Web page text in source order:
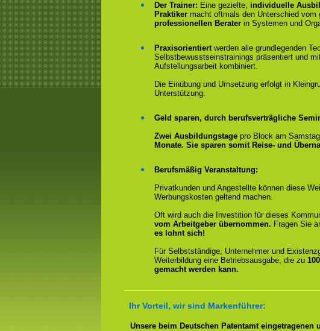
Der Trainer: Eine gezielte, individuelle
Praktiker macht oftmals den Unterschied vom
professionellen Berater in Systemen und
Praxisorientiertwerden alle grundlegenden
Selbstbewusstseinstrainings präsentiert und
Aufstellungsarbeit kombiniert.
Die Einübung und Umsetzung erfolgt in
Unterstützung.
Geld sparen, durch berufsverträgliche
Zwei Ausbildungstage pro Block am
Monate. Sie sparen somit Reise- und
Berufsmäßig Veranstaltung:
Privatkunden und Angestellte können diese
Werbungskosten geltend machen.
Oft wird auch die Investition für dieses
vom Arbeitgeber übernommen. Fragen Sie
es lohnt sich!
Für Selbstständige, Unternehmer und
Weiterbildung eine Betriebsausgabe, die zu
gemacht werden kann.
Ihr Vorteil, wir sind Markenführer:
Unsere beim Deutschen Patentamt